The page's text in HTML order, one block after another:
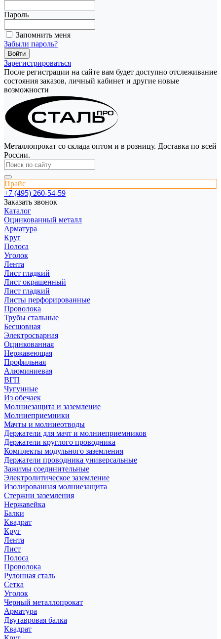
Пароль
Запомнить меня
Забыли пароль?
Зарегистрироваться
После регистрации на сайте вам будет доступно отслеживание
состояния заказов, личный кабинет и другие новые
возможности
Металлопрокат со склада оптом и в розницу. Доставка по всей
России.
Прайс
+7 (495) 260-54-59
Заказать звонок
Каталог
Оцинкованный металл
Арматура
Круг
Полоса
Уголок
Лента
Лист гладкий
Лист окрашенный
Лист гладкий
Листы перфорированные
Проволока
Трубы стальные
Бесшовная
Электросварная
Оцинкованная
Нержавеющая
Профильная
Алюминиевая
ВГП
Чугунные
Из обечаек
Молниезащита и заземление
Молниеприемники
Мачты и молниеотводы
Держатели для мачт и молниеприемников
Держатели круглого проводника
Комплекты модульного заземления
Держатели проводника универсальные
Зажимы соединительные
Электролитическое заземление
Изолированная молниезащита
Стержни заземления
Нержавейка
Балки
Квадрат
Круг
Лента
Лист
Полоса
Проволока
Рулонная сталь
Сетка
Уголок
Черный металлопрокат
Арматура
Двутавровая балка
Квадрат